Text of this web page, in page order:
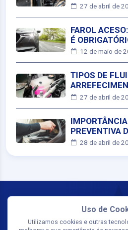
27 de abril de
FAROL
É
ESSENCIAL
12 de maio de
TIPOS DE
27 de abril de
PREVENTIVA
CÂMBIO
28 de abril de
Uso de
Utilizamos cookies e outras